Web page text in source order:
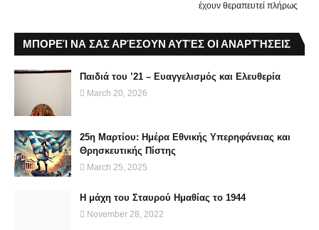
έχουν θεραπευτεί πλήρως
ΜΠΟΡΕΊ ΝΑ ΣΑΣ ΑΡΈΣΟΥΝ ΑΥΤΈΣ ΟΙ ΑΝΑΡΤΉΣΕΙΣ
Παιδιά του ’21 – Ευαγγελισμός και Ελευθερία
March 20, 2026
25η Μαρτίου: Ημέρα Εθνικής Υπερηφάνειας και
Θρησκευτικής Πίστης
March 25, 2025
Η μάχη του Σταυρού Ημαθίας το 1944
November 28, 2022